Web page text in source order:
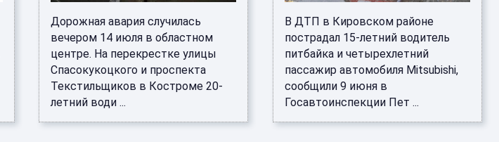
Дорожная авария случилась
вечером 14 июля в областном
центре. На перекрестке улицы
Спасокукоцкого и проспекта
Текстильщиков в Костроме 20-
летний води ...
В ДТП в Кировском районе
пострадал 15-летний водитель
питбайка и четырехлетний
пассажир автомобиля Mitsubishi,
сообщили 9 июня в
Госавтоинспекции Пет ...